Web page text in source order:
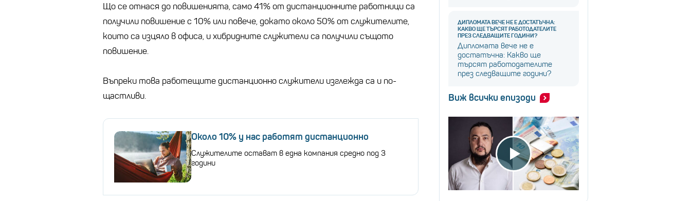
Що се отнася до повишенията, само 41% от дистанционните работници са
получили повишение с 10% или повече, докато около 50% от служителите,
които са изцяло в офиса, и хибридните служители са получили същото
повишение.
Въпреки това работещите дистанционно служители изглежда са и по-
щастливи.
Около 10% у нас работят дистанционно
Служителите остават в една компания средно под 3
години
ДИПЛОМАТА ВЕЧЕ НЕ Е ДОСТАТЪЧНА:
КАКВО ЩЕ ТЪРСЯТ РАБОТОДАТЕЛИТЕ
ПРЕЗ СЛЕДВАЩИТЕ ГОДИНИ?
Дипломата вече не е
достатъчна: Какво ще
търсят работодателите
през следващите години?
Виж всички епизоди